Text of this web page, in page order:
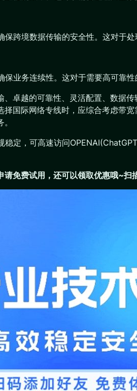
跨境数据传输的安全性。这对于
业务连续性。这对于需要高可靠性
卓越的可靠性、灵活配置、数据
国际网络专线时，应综合考虑带
稳定，可高速访问
请免费试用，还可以领取优惠哦~扫